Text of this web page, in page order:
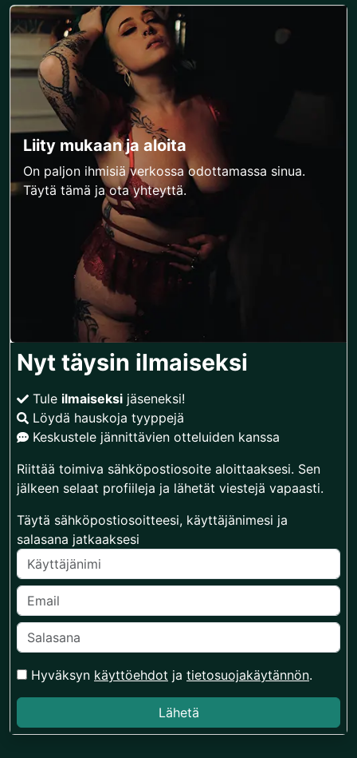
Liity mukaan ja aloita
On paljon ihmisiä verkossa odottamassa sinua.
Täytä tämä ja ota yhteyttä.
Nyt täysin ilmaiseksi
Tule ilmaiseksi jäseneksi!
Löydä hauskoja tyyppejä
Keskustele jännittävien otteluiden kanssa
Riittää toimiva sähköpostiosoite aloittaaksesi. Sen
jälkeen selaat profiileja ja lähetät viestejä vapaasti.
Täytä sähköpostiosoitteesi, käyttäjänimesi ja
salasana jatkaaksesi
Hyväksyn käyttöehdot ja tietosuojakäytännön.
Lähetä